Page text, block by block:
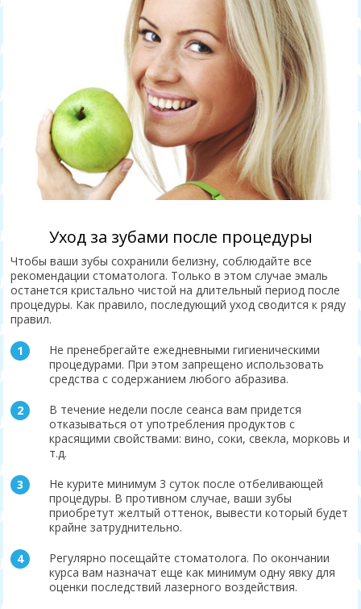
Уход за зубами после процедуры
Чтобы ваши зубы сохранили белизну, соблюдайте все
рекомендации стоматолога. Только в этом случае эмаль
останется кристально чистой на длительный период после
процедуры. Как правило, последующий уход сводится к ряду
правил.
Не пренебрегайте ежедневными гигиеническими
процедурами. При этом запрещено использовать
средства с содержанием любого абразива.
В течение недели после сеанса вам придется
отказываться от употребления продуктов с
красящими свойствами: вино, соки, свекла, морковь и
т.д.
Не курите минимум 3 суток после отбеливающей
процедуры. В противном случае, ваши зубы
приобретут желтый оттенок, вывести который будет
крайне затруднительно.
Регулярно посещайте стоматолога. По окончании
курса вам назначат еще как минимум одну явку для
оценки последствий лазерного воздействия.